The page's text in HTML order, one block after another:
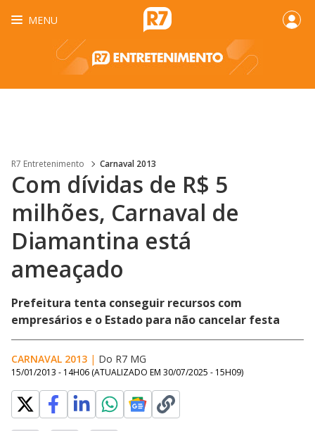
MENU
R7 Entretenimento Carnaval 2013
Com dívidas de R$ 5
milhões, Carnaval de
Diamantina está
ameaçado
Prefeitura tenta conseguir recursos com
empresários e o Estado para não cancelar festa
CARNAVAL 2013 | Do R7 MG
15/01/2013 - 14H06 (ATUALIZADO EM 30/07/2025 - 15H09)